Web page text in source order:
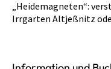
„Heidemagneten“:
Irrgarten Altjeßnitz